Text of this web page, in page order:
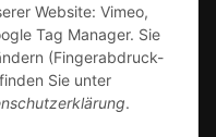
Website: Vimeo,
Tag Manager. Sie
(Fingerabdruck-
Sie unter
.